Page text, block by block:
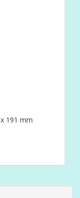
191 mm